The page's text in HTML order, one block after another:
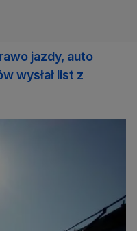
jazdy, auto
wysłał list z